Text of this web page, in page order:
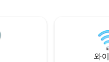
와